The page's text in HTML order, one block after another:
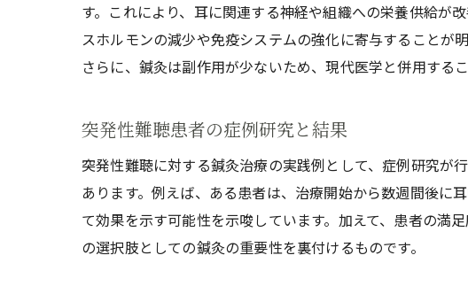
継続
難病突発
鍼灸
鍼灸
鍼灸
今後
す。これにより、耳に関連する神経や組織への栄養供給が
スホルモンの減少や免疫システムの強化に寄与することが
さらに、鍼灸は副作用が少ないため、現代医学と併用する
突発性難聴患者の症例研究と結果
突発性難聴に対する鍼灸治療の実践例として、症例研究が
あります。例えば、ある患者は、治療開始から数週間後に
て効果を示す可能性を示唆しています。加えて、患者の満
の選択肢としての鍼灸の重要性を裏付けるものです。